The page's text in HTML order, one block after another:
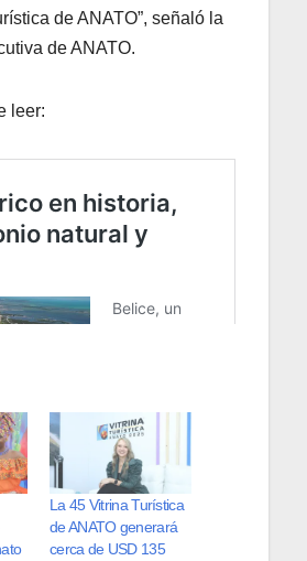
de ANATO”, señaló la
de ANATO.
leer:
La 45 Vitrina Turística
de ANATO generará
cerca de USD 135